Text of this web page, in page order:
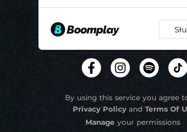
By using this service you agree
Privacy Policyand Terms Of
Manage your permissions